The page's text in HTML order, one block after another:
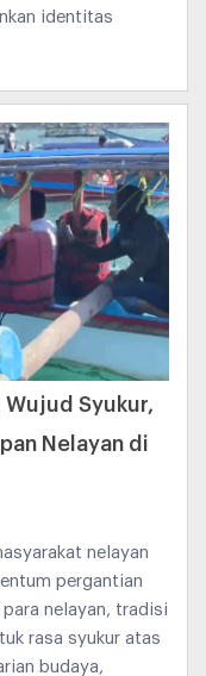
identitas
Wujud Syukur,
Nelayan di
nelayan
pergantian
para nelayan, tradisi
rasa syukur atas
budaya,